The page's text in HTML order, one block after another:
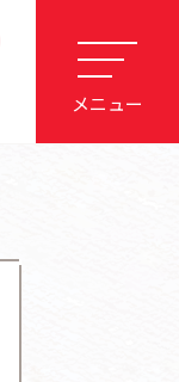
メニュー